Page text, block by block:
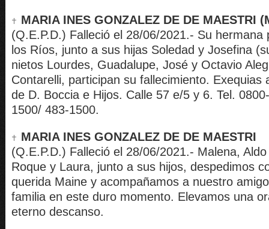
MARIA INES GONZALEZ DE DE MAESTRI
(Q.E.P.D.) Falleció el 28/06/2021.- Su hermana
los Ríos, junto a sus hijas Soledad y Josefina
nietos Lourdes, Guadalupe, José y Octavio
Contarelli, participan su fallecimiento. Exequias
de D. Boccia e Hijos. Calle 57 e/5 y 6. Tel.
1500/ 483-1500.
MARIA INES GONZALEZ DE DE MAESTRI
(Q.E.P.D.) Falleció el 28/06/2021.- Malena,
Roque y Laura, junto a sus hijos, despedimos
querida Maine y acompañamos a nuestro
familia en este duro momento. Elevamos una
eterno descanso.